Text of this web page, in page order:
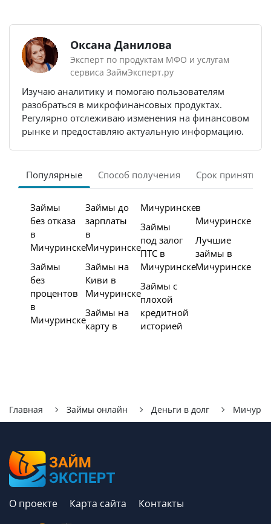
Оксана Данилова
Эксперт по продуктам МФО и услугам
сервиса ЗаймЭксперт.ру
Изучаю аналитику и помогаю пользователям
разобраться в микрофинансовых продуктах.
Регулярно отслеживаю изменения на финансовом
рынке и предоставляю актуальную информацию.
Популярные Способ получения Срок принятия
Займы
без отказа
в
Мичуринске
Займы
без
процентов
в
Мичуринске
Займы до
зарплаты
в
Мичуринске
Займы на
Киви в
Мичуринске
Займы на
карту в
Мичуринске
Займы
под залог
ПТС в
Мичуринске
Займы с
плохой
кредитной
историей
в
Мичуринске
Лучшие
займы в
Мичуринске
Главная Займы онлайн Деньги в долг
О проекте Карта сайта Контакты